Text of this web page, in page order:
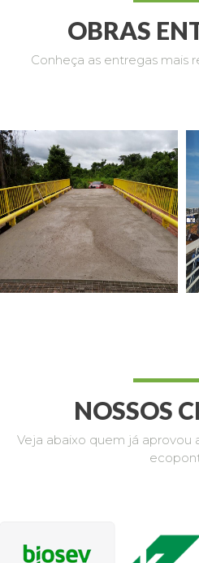
OBRAS
Conheça as entregas mais
NOSSOS
Veja abaixo quem já aprovou